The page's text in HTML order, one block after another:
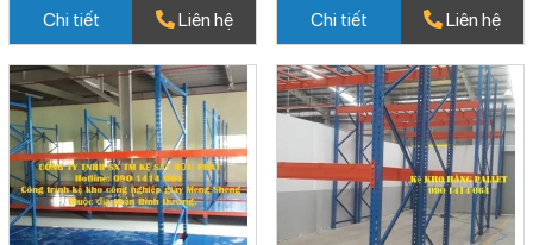
Chi tiết Liên hệ Chi tiết Liên hệ